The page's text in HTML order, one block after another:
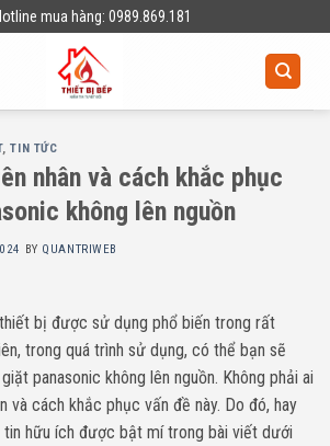
mua hàng: 0989.869.181
,TIN TỨC
nhân và cách khắc phục
không lên nguồn
BY QUANTRIWEB
bị được sử dụng phổ biến trong rất
trong quá trình sử dụng, có thể bạn sẽ
panasonic không lên nguồn. Không phải ai
và cách khắc phục vấn đề này. Do đó, hay
hữu ích được bật mí trong bài viết dưới